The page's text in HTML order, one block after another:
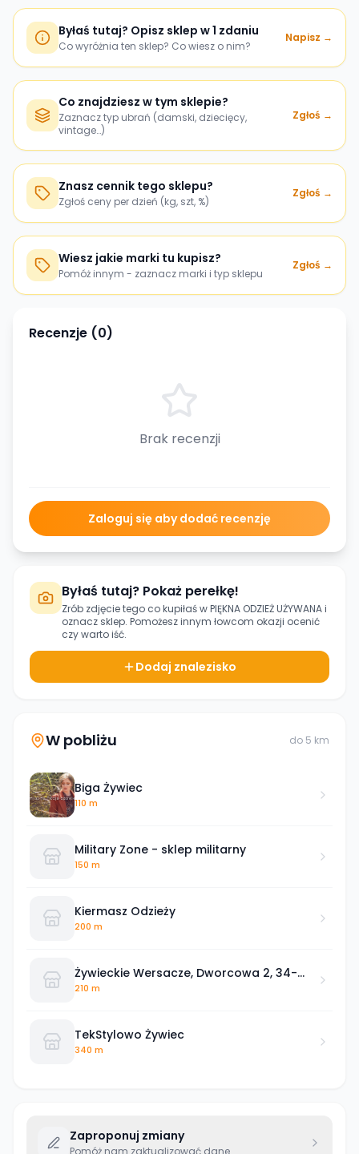
Byłaś tutaj? Opisz sklep w 1 zdaniu
Co wyróżnia ten sklep? Co wiesz o nim?
Napisz →
Co znajdziesz w tym sklepie?
Zaznacz typ ubrań (damski, dziecięcy,
vintage…)
Zgłoś →
Znasz cennik tego sklepu?
Zgłoś ceny per dzień (kg, szt, %)
Zgłoś →
Wiesz jakie marki tu kupisz?
Pomóż innym - zaznacz marki i typ sklepu
Zgłoś →
Recenzje (0)
Brak recenzji
Zaloguj się aby dodać recenzję
Byłaś tutaj? Pokaż perełkę!
Zrób zdjęcie tego co kupiłaś wPIĘKNA ODZIEŻ UŻYWANAi
oznacz sklep. Pomożesz innym łowcom okazji ocenić
czy warto iść.
Dodaj znalezisko
W pobliżu do 5 km
Biga Żywiec
110 m
Military Zone - sklep militarny
150 m
Kiermasz Odzieży
200 m
Żywieckie Wersacze, Dworcowa 2, 34-
300 Живец
210 m
TekStylowo Żywiec
340 m
Zaproponuj zmiany
Pomóż nam zaktualizować dane